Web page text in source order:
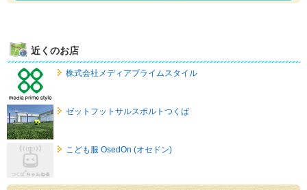
近くのお店
株式会社メディアプライムスタイル
ゼットフットサルスポルトつくば
こども服 OsedOn (オセドン)